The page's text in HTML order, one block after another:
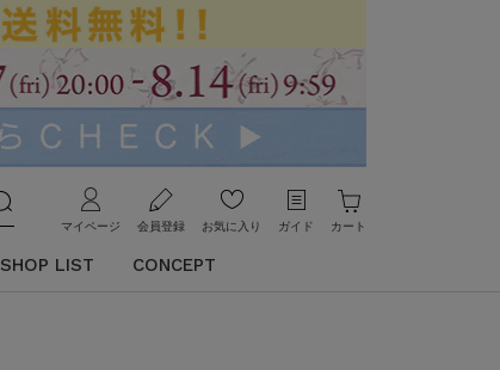
マイページ 会員登録 お気に入り ガイド カート
SHOP LIST CONCEPT